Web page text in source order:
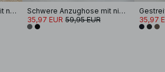
Gestreifte Anzughose mit niedriger Taille
Schwere Anzughose mit niedriger Taille
35,97 EUR 59,95 EUR 35,97